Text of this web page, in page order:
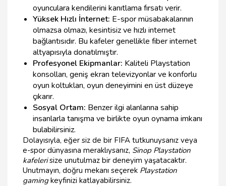
oyunculara kendilerini kanıtlama fırsatı verir.
Yüksek Hızlı İnternet: E-spor müsabakalarının
olmazsa olmazı, kesintisiz ve hızlı internet
bağlantısıdır. Bu kafeler genellikle fiber internet
altyapısıyla donatılmıştır.
Profesyonel Ekipmanlar: Kaliteli Playstation
konsolları, geniş ekran televizyonlar ve konforlu
oyun koltukları, oyun deneyimini en üst düzeye
çıkarır.
Sosyal Ortam: Benzer ilgi alanlarına sahip
insanlarla tanışma ve birlikte oyun oynama imkanı
bulabilirsiniz.
Dolayısıyla, eğer siz de bir FIFA tutkunuysanız veya
e-spor dünyasına meraklıysanız, Sinop Playstation
kafelerisize unutulmaz bir deneyim yaşatacaktır.
Unutmayın, doğru mekanı seçerek Playstation
gamingkeyfinizi katlayabilirsiniz.